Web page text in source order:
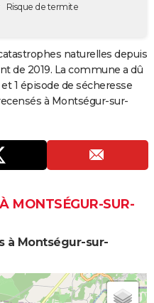
Risque de termite
naturelles depuis
de 2019. La commune a dû
1 épisode de sécheresse
à Montségur-sur-
MONTSÉGUR-SUR-
à Montségur-sur-